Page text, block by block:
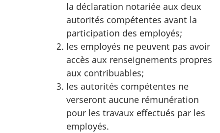
la déclaration notariée aux deux
autorités compétentes avant la
participation des employés;
les employés ne peuvent pas avoir
accès aux renseignements propres
aux contribuables;
les autorités compétentes ne
verseront aucune rémunération
pour les travaux effectués par les
employés.